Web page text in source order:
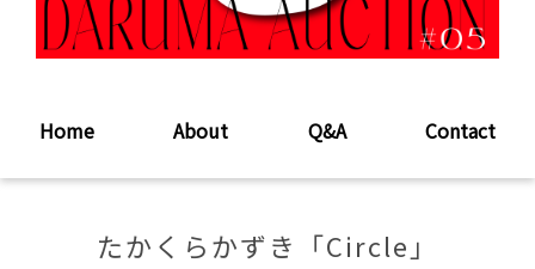
Home About Q&A Contact
たかくらかずき「Circle」